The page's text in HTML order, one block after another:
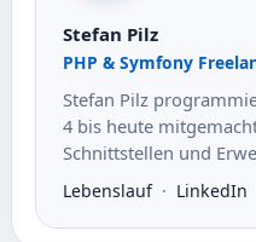
Stefan Pilz
PHP & Symfony
Stefan Pilz
4 bis heute
Schnittstellen und
Lebenslauf · LinkedIn